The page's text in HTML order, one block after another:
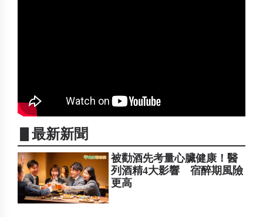
▋最新新聞
被勸酒先考量心臟健康！醫
列酒精4大影響 宿醉期風險
更高